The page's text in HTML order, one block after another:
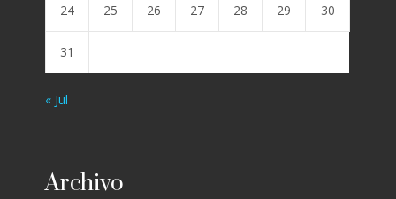
24 25 26 27 28 29 30
31
« Jul
Archivo